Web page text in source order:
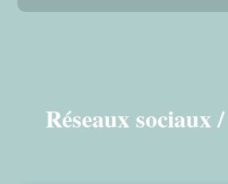
Réseaux sociaux